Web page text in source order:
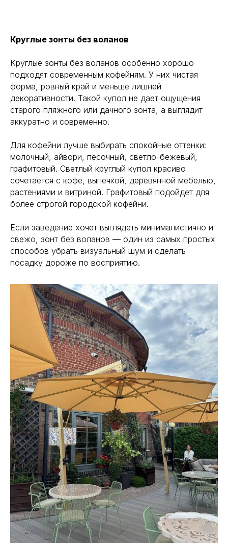
Круглые зонты без воланов
Круглые зонты без воланов особенно хорошо
подходят современным кофейням. У них чистая
форма, ровный край и меньше лишней
декоративности. Такой купол не дает ощущения
старого пляжного или дачного зонта, а выглядит
аккуратно и современно.
Для кофейни лучше выбирать спокойные оттенки:
молочный, айвори, песочный, светло-бежевый,
графитовый. Светлый круглый купол красиво
сочетается с кофе, выпечкой, деревянной мебелью,
растениями и витриной. Графитовый подойдет для
более строгой городской кофейни.
Если заведение хочет выглядеть минималистично и
свежо, зонт без воланов — один из самых простых
способов убрать визуальный шум и сделать
посадку дороже по восприятию.